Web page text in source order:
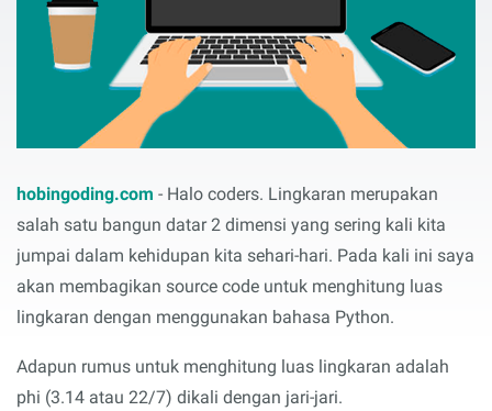
hobingoding.com - Halo coders. Lingkaran merupakan
salah satu bangun datar 2 dimensi yang sering kali kita
jumpai dalam kehidupan kita sehari-hari. Pada kali ini saya
akan membagikan source code untuk menghitung luas
lingkaran dengan menggunakan bahasa Python.
Adapun rumus untuk menghitung luas lingkaran adalah
phi (3.14 atau 22/7) dikali dengan jari-jari.